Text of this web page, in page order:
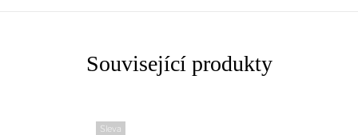
Související produkty
Sleva